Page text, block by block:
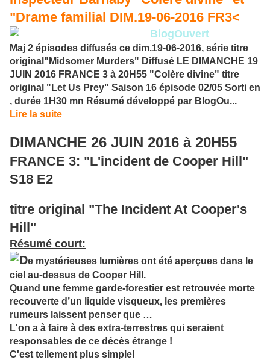
"Drame familial DIM.19-06-2016 FR3<
BlogOuvert
Maj 2 épisodes diffusés ce dim.19-06-2016, série titre
original"Midsomer Murders" Diffusé LE DIMANCHE 19
JUIN 2016 FRANCE 3 à 20H55 "Colère divine" titre
original "Let Us Prey" Saison 16 épisode 02/05 Sorti en
, durée 1H30 mn Résumé développé par BlogOu...
Lire la suite
DIMANCHE 26 JUIN 2016 à 20H55
FRANCE 3: "L'incident de Cooper Hill"
S18 E2
titre original "The Incident At Cooper's
Hill"
Résumé court:
De mystérieuses lumières ont été aperçues dans le
ciel au-dessus de Cooper Hill.
Quand une femme garde-forestier est retrouvée morte
recouverte d’un liquide visqueux, les premières
rumeurs laissent penser que …
L'on a à faire à des extra-terrestres qui seraient
responsables de ce décès étrange !
C'est tellement plus simple!